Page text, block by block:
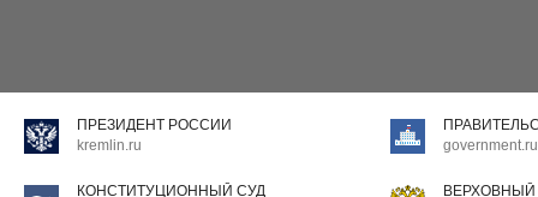
ПРЕЗИДЕНТ РОССИИ
kremlin.ru
government.ru
КОНСТИТУЦИОННЫЙ СУД